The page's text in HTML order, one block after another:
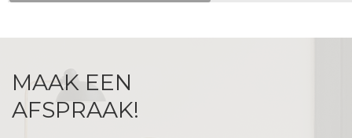
MAAK EEN
AFSPRAAK!